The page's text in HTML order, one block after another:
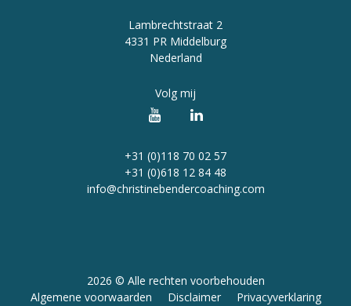
Lambrechtstraat 2
4331 PR Middelburg
Nederland
Volg mij
+31 (0)118 70 02 57
+31 (0)618 12 84 48
info@christinebendercoaching.com
2026 © Alle rechten voorbehouden
Algemene voorwaarden
Disclaimer Privacyverklaring